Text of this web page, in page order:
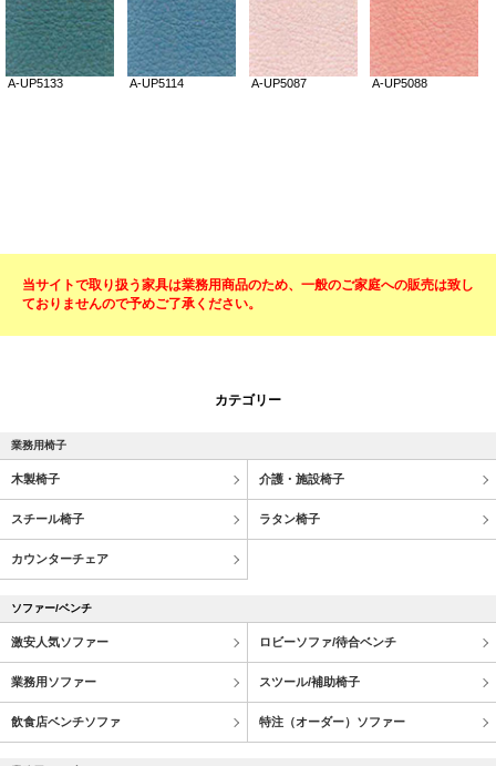
当サイトで取り扱う家具は業務用商品のため、一般のご家庭への販売は致し
ておりませんので予めご了承ください。
カテゴリー
業務用椅子
木製椅子 介護・施設椅子
スチール椅子 ラタン椅子
カウンターチェア
ソファー/ベンチ
激安人気ソファー ロビーソファ/待合ベンチ
業務用ソファー スツール/補助椅子
飲食店ベンチソファ 特注（オーダー）ソファー